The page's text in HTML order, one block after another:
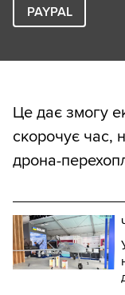
PAYPAL
Це дає змогу
скорочує час,
дрона-